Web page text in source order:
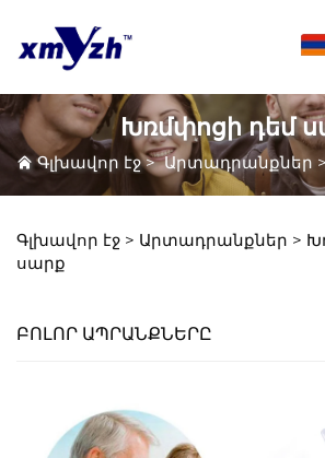
Խռմփոցի դեմ
Գլխավոր էջ>Արտադրանքներ >
Գլխավոր էջ > Արտադրանքներ >
սարք
ԲՈԼՈՐ ԱՊՐԱՆՔՆԵՐԸ